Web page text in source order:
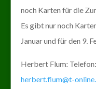
noch Karten für die
Es gibt nur noch
Januar und für den 9.
Herbert Flum:
herbert.flum@t-